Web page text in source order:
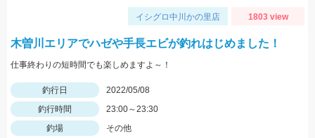
イシグロ中川かの里店 1803 view
木曽川エリアでハゼや手長エビが釣れはじめました！
仕事終わりの短時間でも楽しめますよ～！
釣行日
2022/05/08
釣行時間
23:00～23:30
釣場
その他